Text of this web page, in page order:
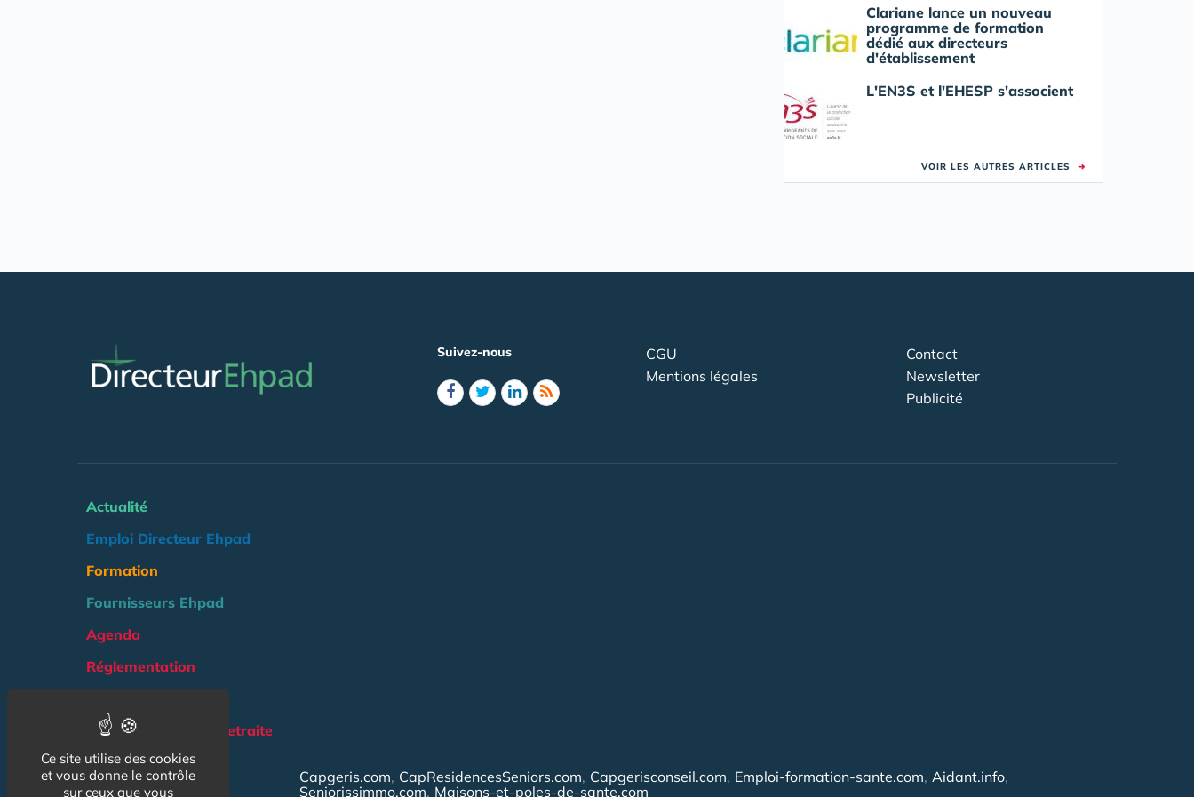
Clariane lance un nouveau
programme de formation
dédié aux directeurs
d'établissement
L'EN3S et l'EHESP s'associent
VOIR LES AUTRES ARTICLES ➜
Suivez-nous
CGU
Mentions légales
Contact
Newsletter
Publicité
Actualité
Emploi Directeur Ehpad
Formation
Fournisseurs Ehpad
Agenda
Réglementation
Groupe Maison de Retraite
NOS AUTRES SITES :
Capgeris.com CapResidencesSeniors.com Capgerisconseil.com Emploi-formation-sante.com Aidant.info
Seniorissimmo.com Maisons-et-poles-de-sante.com
Ce site utilise des cookies
et vous donne le contrôle
sur ceux que vous